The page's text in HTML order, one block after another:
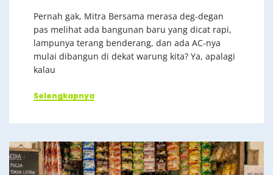
Pernah gak, Mitra Bersama merasa deg-degan
pas melihat ada bangunan baru yang dicat rapi,
lampunya terang benderang, dan ada AC-nya
mulai dibangun di dekat warung kita? Ya, apalagi
kalau
Selengkapnya